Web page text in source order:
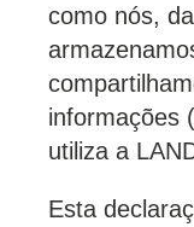
como nós,
informações
utiliza a
Esta